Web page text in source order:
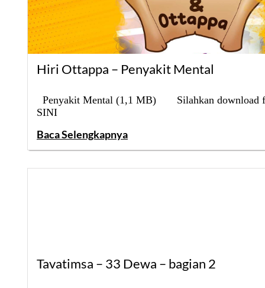
Hiri Ottappa – Penyakit Mental
Penyakit Mental (1,1 MB) Silahkan download
SINI
Baca Selengkapnya
Tavatimsa – 33 Dewa – bagian 2